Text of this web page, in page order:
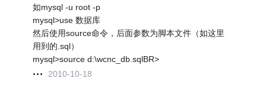
如mysql -u root -p
mysql>use 数据库
然后使用source命令，后面参数为脚本文件（如这里
用到的.sql）
mysql>source d:\wcnc_db.sqlBR>
2010-10-18